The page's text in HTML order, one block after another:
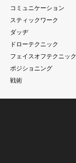
コミュニケーション
スティックワーク
ダッヂ
ドローテクニック
フェイスオフテクニック
ポジショニング
戦術